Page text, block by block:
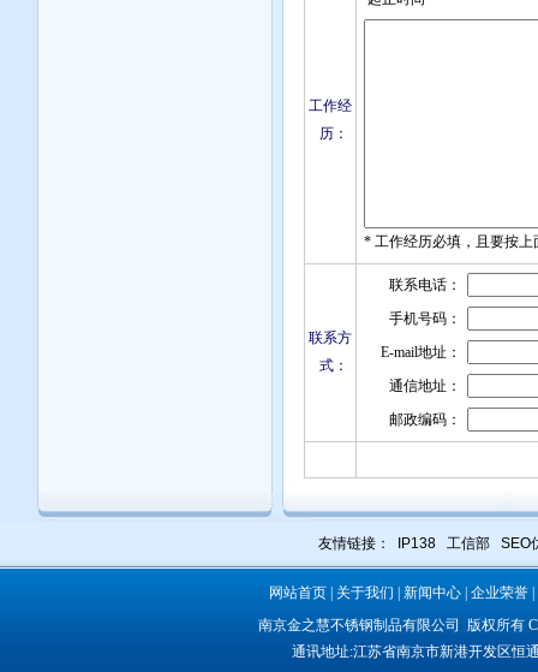
工作经
历：
* 工作经历必填，且要按
联系方
式：
联系电话：
手机号码：
E-mail地址：
通信地址：
邮政编码：
友情链接： IP138 工信部 SEO
网站首页 关于我们 新闻中心 企业荣誉
南京金之慧不锈钢制品有限公司
版权所有
通讯地址:江苏省南京市新港开发区恒